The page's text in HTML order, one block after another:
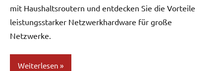
mit Haushaltsroutern und entdecken Sie die Vorteile
leistungsstarker Netzwerkhardware für große
Netzwerke.
Weiterlesen